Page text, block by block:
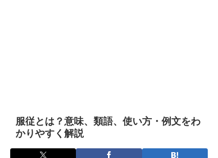
服従とは？意味、類語、使い方・例文をわ
かりやすく解説